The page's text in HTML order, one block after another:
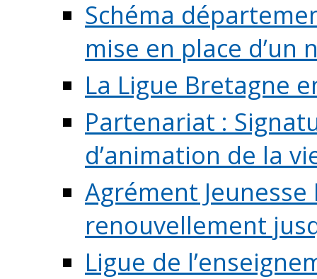
Schéma
mise en place d’un
La Ligue Bretagne
Partenariat :
d’animation de la
Agrément
renouvellement
Ligue de